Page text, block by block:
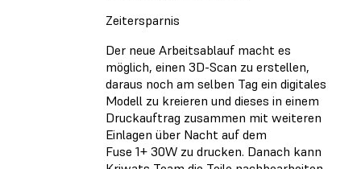
Zeitersparnis
Der neue Arbeitsablauf macht es
möglich, einen 3D-Scan zu erstellen,
daraus noch am selben Tag ein digitales
Modell zu kreieren und dieses in einem
Druckauftrag zusammen mit weiteren
Einlagen über Nacht auf dem
Fuse 1+ 30W zu drucken. Danach kann